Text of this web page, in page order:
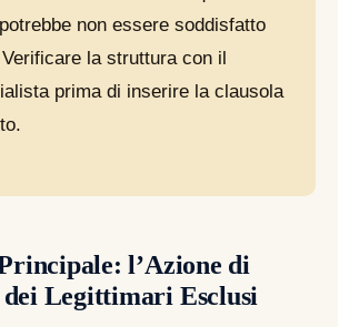
non essere soddisfatto
la struttura con il
prima di inserire la clausola
l’Azione di
Legittimari Esclusi